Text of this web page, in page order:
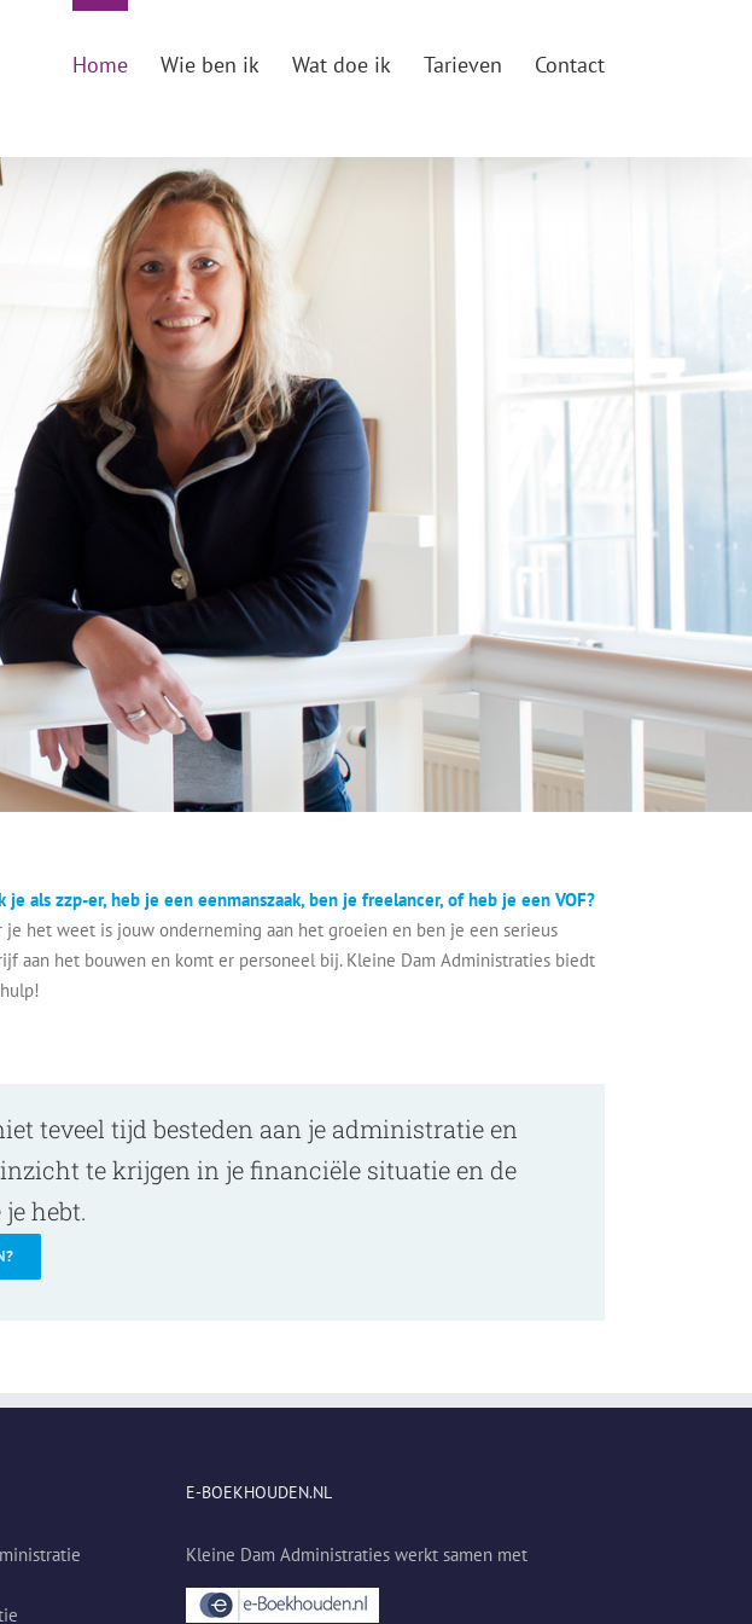
Home Wie ben ik Wat doe ik Tarieven Contact
je als zzp-er, heb je een eenmanszaak, ben je freelancer, of heb je een VOF?
je het weet is jouw onderneming aan het groeien en ben je een serieus
aan het bouwen en komt er personeel bij. Kleine Dam Administraties biedt
teveel tijd besteden aan je administratie en
te krijgen in je financiële situatie en de
hebt.
E-BOEKHOUDEN.NL
Kleine Dam Administraties werkt samen met